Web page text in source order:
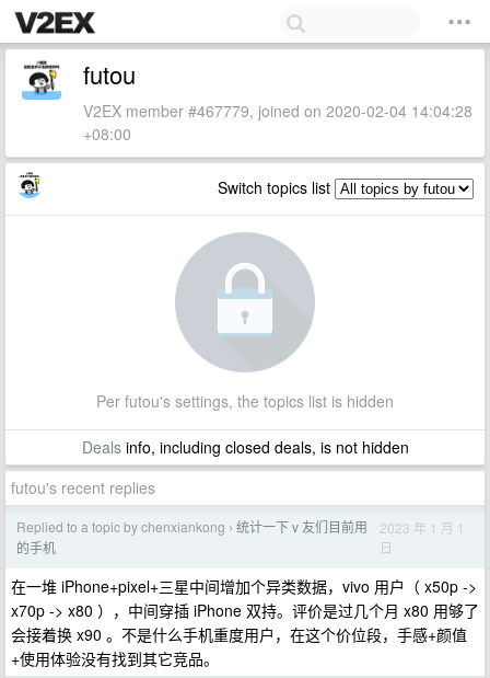
futou
V2EX member #467779, joined on 2020-02-04 14:04:28
+08:00
Switch topics list
Per futou's settings, the topics list is hidden
Dealsinfo, including closed deals, is not hidden
futou's recent replies
Replied to a topic by chenxiankong › 统计一下 v 友们目前用
的手机
2023 年 1 月 1
日
在一堆 iPhone+pixel+三星中间增加个异类数据，vivo 用户（ x50p ->
x70p -> x80 ），中间穿插 iPhone 双持。评价是过几个月 x80 用够了
会接着换 x90 。不是什么手机重度用户，在这个价位段，手感+颜值
+使用体验没有找到其它竞品。